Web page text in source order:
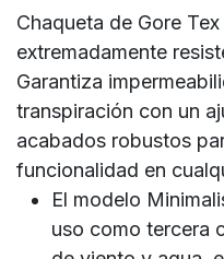
Chaqueta de Gore
extremadamente
Garantiza
transpiración con un
acabados robustos
funcionalidad en
El modelo
uso como tercera